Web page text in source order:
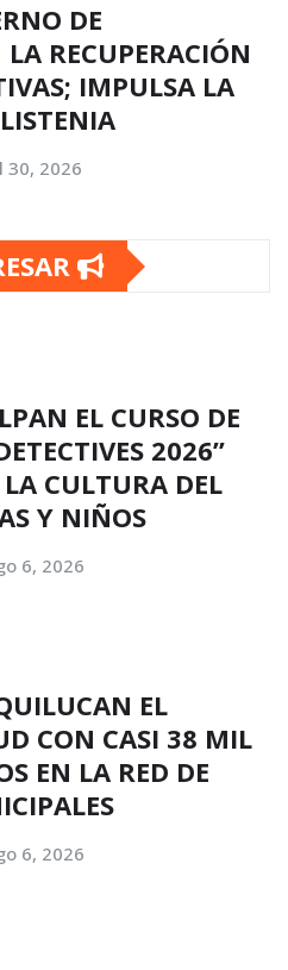
DE
RECUPERACIÓN
IMPULSA LA
30, 2026
EL CURSO DE
2026”
CULTURA DEL
Y NIÑOS
6, 2026
EL
CON CASI 38 MIL
EN LA RED DE
6, 2026